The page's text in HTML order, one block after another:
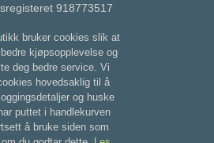
918773517
bruker cookies slik at
kjøpsopplevelse og
deg bedre service. Vi
hovedsaklig til å
og huske
puttet i handlekurven
å bruke siden som